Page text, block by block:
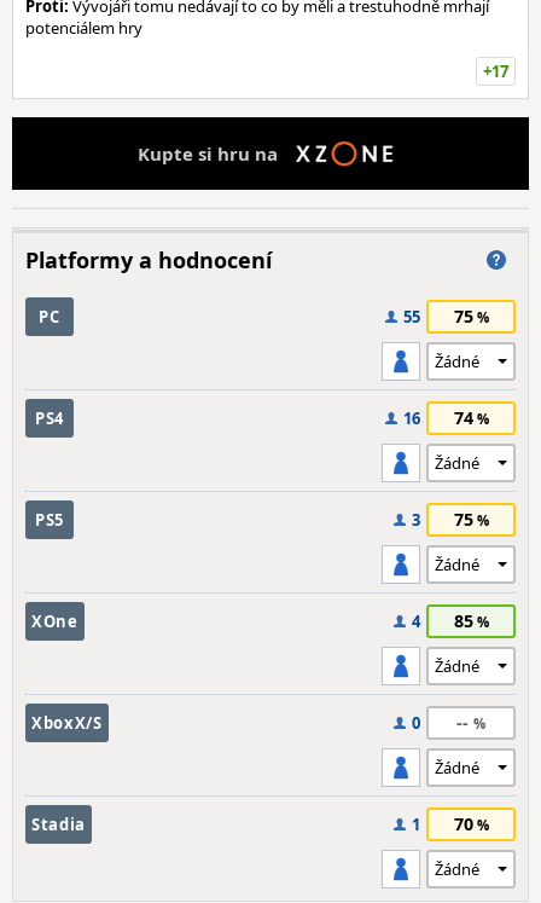
Proti: Vývojáři tomu nedávají to co by měli a trestuhodně mrhají
potenciálem hry
+17
Kupte si hru na
Platformy a hodnocení
PC 55 75
PS4 16 74
PS5 3 75
XOne 4 85
XboxX/S 0 --
Stadia 1 70